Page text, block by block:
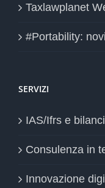
Taxlawplanet
#Portability:
SERVIZI
IAS/Ifrs e
Consulenza in
Innovazione